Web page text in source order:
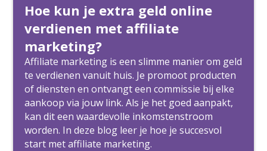
Hoe kun je extra geld online
verdienen met affiliate
marketing?
Affiliate marketing is een slimme manier om geld
te verdienen vanuit huis. Je promoot producten
of diensten en ontvangt een commissie bij elke
aankoop via jouw link. Als je het goed aanpakt,
kan dit een waardevolle inkomstenstroom
worden. In deze blog leer je hoe je succesvol
start met affiliate marketing.